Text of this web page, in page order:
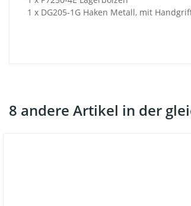
1 x DG205-1G Haken Metall, mit
8 andere Artikel in der